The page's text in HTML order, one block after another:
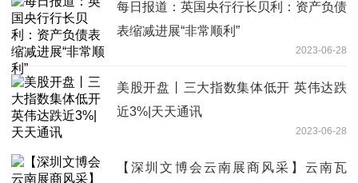
每日报道：英国央行行长贝利：资产负债
表缩减进展“非常顺利”
2023-06-28
美股开盘丨三大指数集体低开 英伟达跌
近3%|天天通讯
2023-06-28
【深圳文博会云南展商风采】云南瓦